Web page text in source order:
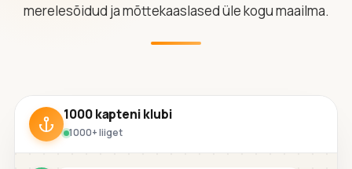
merelesõidud ja mõttekaaslased üle kogu maailma.
1000 kapteni klubi
1000+ liiget